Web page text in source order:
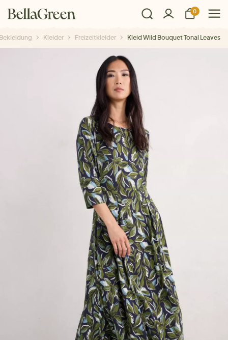
0
Kleider Freizeitkleider Kleid Wild Bouquet Tonal Leaves